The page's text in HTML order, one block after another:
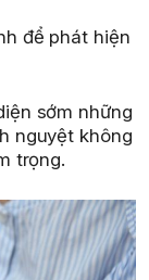
để phát hiện
sớm những
nguyệt không
trọng.